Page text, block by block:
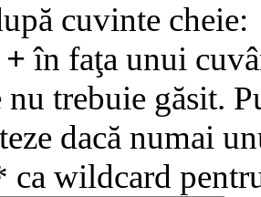
cuvinte cheie:
+ în faţa unui
nu trebuie găsit.
dacă numai
wildcard